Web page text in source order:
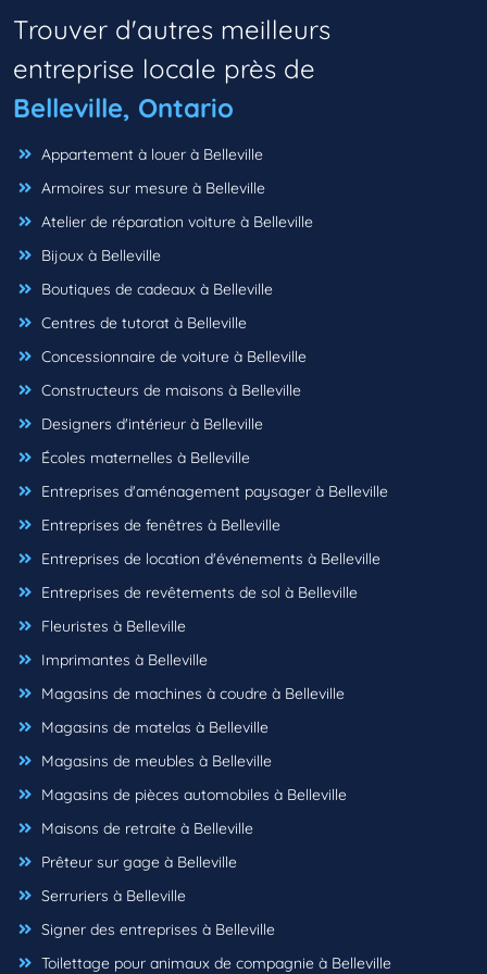
Trouver d'autres meilleurs
entreprise locale près de
Belleville, Ontario
Appartement à louer à Belleville
Armoires sur mesure à Belleville
Atelier de réparation voiture à Belleville
Bijoux à Belleville
Boutiques de cadeaux à Belleville
Centres de tutorat à Belleville
Concessionnaire de voiture à Belleville
Constructeurs de maisons à Belleville
Designers d'intérieur à Belleville
Écoles maternelles à Belleville
Entreprises d'aménagement paysager à Belleville
Entreprises de fenêtres à Belleville
Entreprises de location d'événements à Belleville
Entreprises de revêtements de sol à Belleville
Fleuristes à Belleville
Imprimantes à Belleville
Magasins de machines à coudre à Belleville
Magasins de matelas à Belleville
Magasins de meubles à Belleville
Magasins de pièces automobiles à Belleville
Maisons de retraite à Belleville
Prêteur sur gage à Belleville
Serruriers à Belleville
Signer des entreprises à Belleville
Toilettage pour animaux de compagnie à Belleville